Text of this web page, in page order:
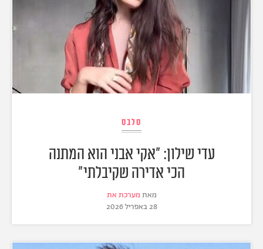
סלבס
עדי שילון: "אקי אבני הוא המתנה
הכי אדירה שקיבלתי"
מאת מערכת את
28 באפריל 2026